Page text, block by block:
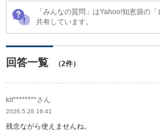
「みんなの質問」はYahoo!知恵袋の
共有しています。
回答一覧 （2件）
kit********さん
2026.5.28 16:41
残念ながら使えませんね。